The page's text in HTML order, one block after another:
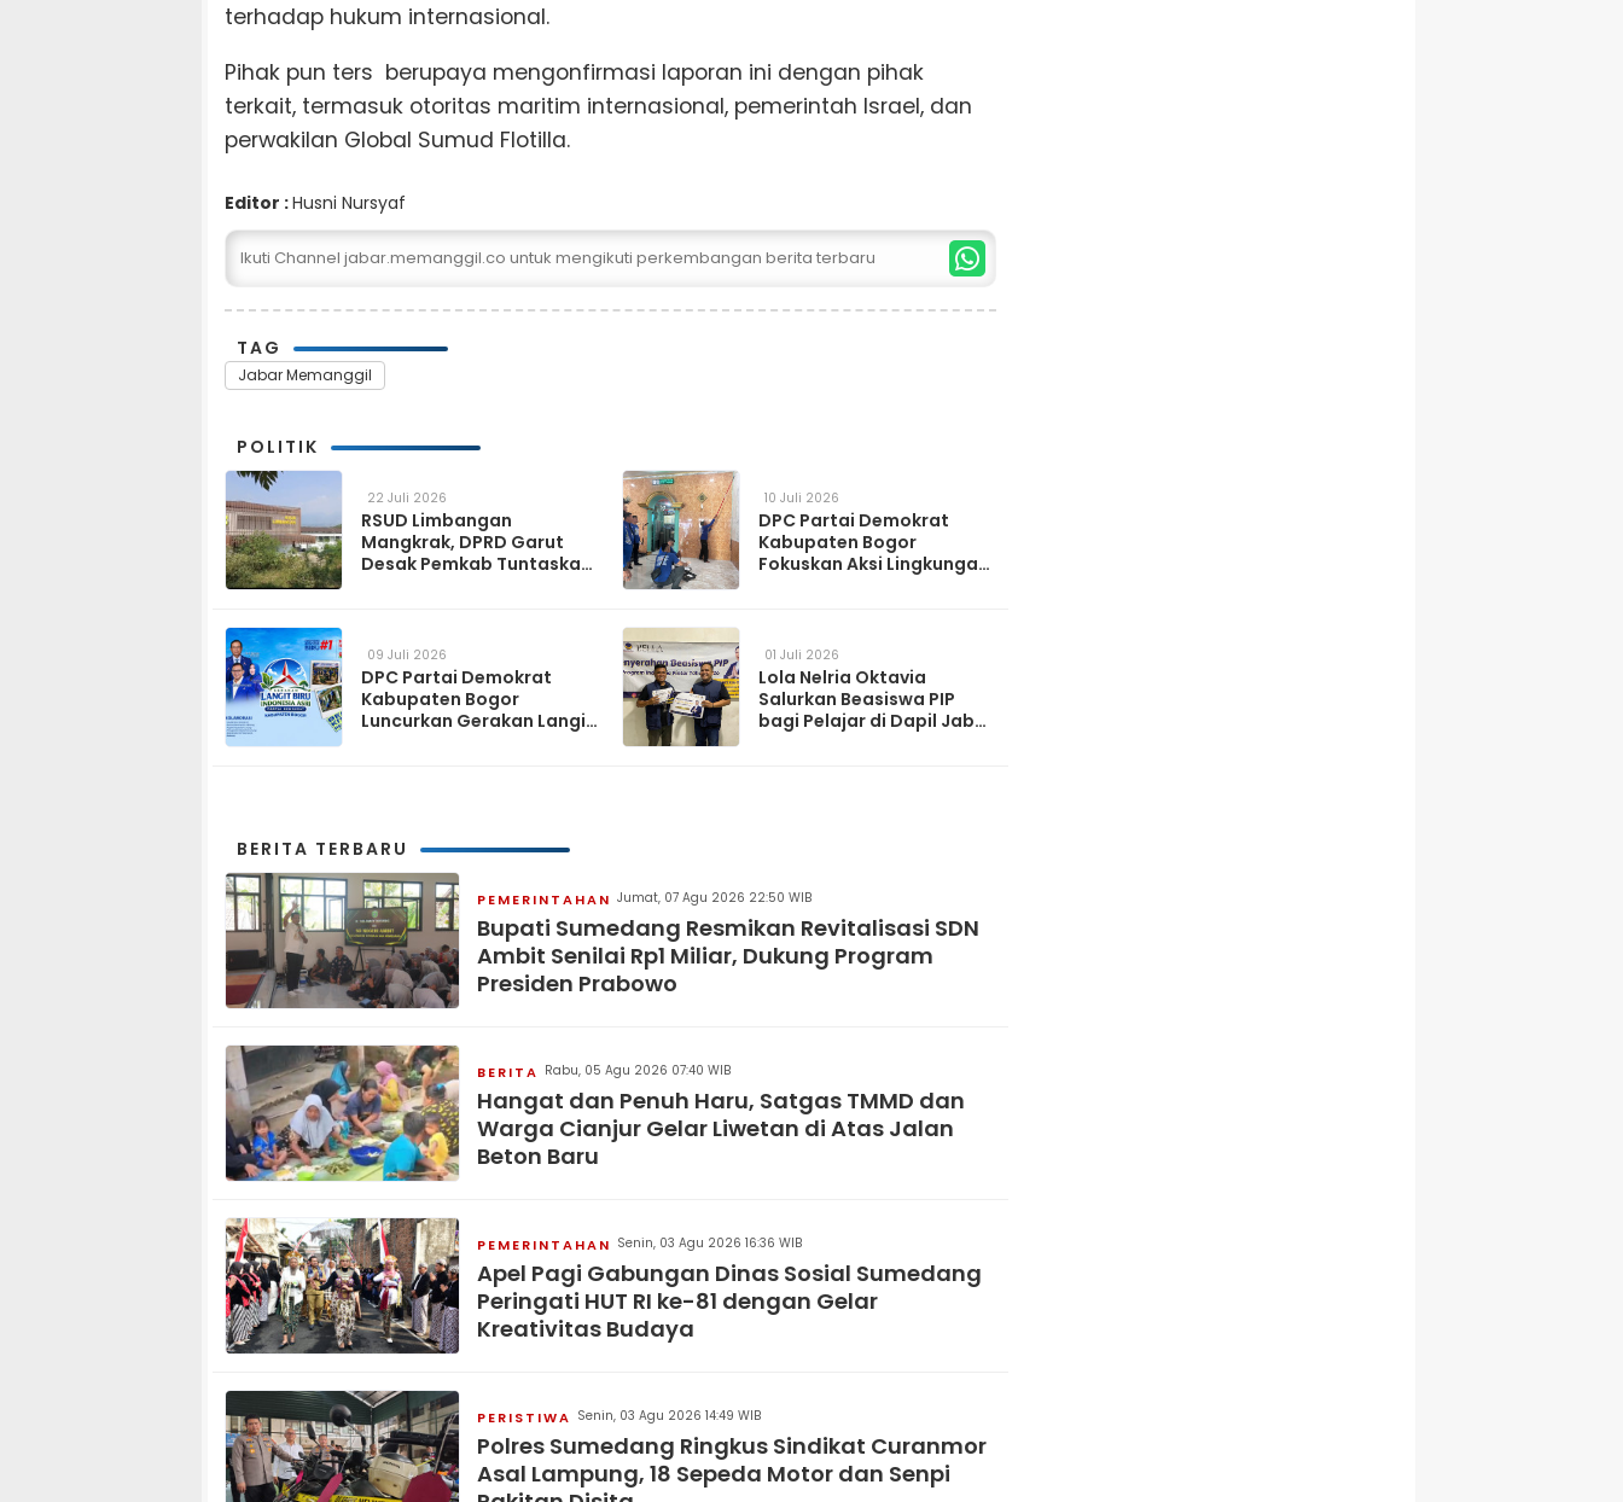
terhadap hukum internasional.
Pihak pun ters berupaya mengonfirmasi laporan ini dengan pihak
terkait, termasuk otoritas maritim internasional, pemerintah Israel, dan
perwakilan Global Sumud Flotilla.
Editor :Husni Nursyaf
Ikuti Channel jabar.memanggil.co untuk mengikuti perkembangan berita terbaru
TAG
Jabar Memanggil
POLITIK
22 Juli 2026
RSUD Limbangan
Mangkrak, DPRD Garut
Desak Pemkab Tuntaskan
10 Juli 2026
DPC Partai Demokrat
Kabupaten Bogor
Fokuskan Aksi Lingkungan
09 Juli 2026
DPC Partai Demokrat
Kabupaten Bogor
Luncurkan Gerakan Langit
01 Juli 2026
Lola Nelria Oktavia
Salurkan Beasiswa PIP
bagi Pelajar di Dapil Jabar
BERITA TERBARU
PEMERINTAHAN Jumat, 07 Agu 2026 22:50 WIB
Bupati Sumedang Resmikan Revitalisasi SDN
Ambit Senilai Rp1 Miliar, Dukung Program
Presiden Prabowo
BERITA Rabu, 05 Agu 2026 07:40 WIB
Hangat dan Penuh Haru, Satgas TMMD dan
Warga Cianjur Gelar Liwetan di Atas Jalan
Beton Baru
PEMERINTAHAN Senin, 03 Agu 2026 16:36 WIB
Apel Pagi Gabungan Dinas Sosial Sumedang
Peringati HUT RI ke-81 dengan Gelar
Kreativitas Budaya
PERISTIWA Senin, 03 Agu 2026 14:49 WIB
Polres Sumedang Ringkus Sindikat Curanmor
Asal Lampung, 18 Sepeda Motor dan Senpi